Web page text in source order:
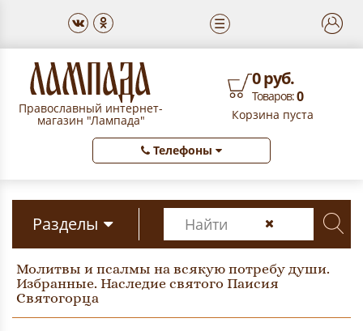
☰
Православный интернет-
магазин "Лампада"
0 руб.
Товаров:0
Корзина пуста
Телефоны
Разделы
Молитвы и псалмы на всякую потребу души.
Избранные. Наследие святого Паисия
Святогорца